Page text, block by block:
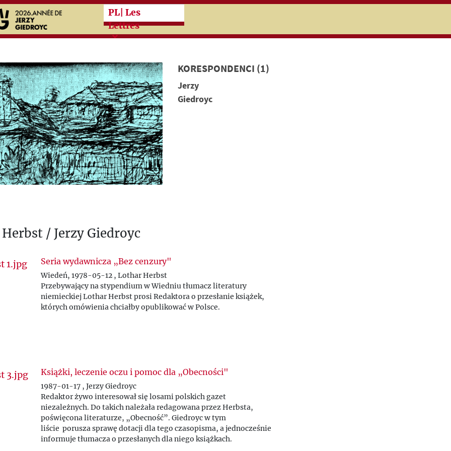
Przeskocz do treści zasadniczej
PL | Les
Lettres
KORESPONDENCI (1)
Jerzy
Giedroyc
/ Jerzy Giedroyc
Seria wydawnicza „Bez cenzury"
Wiedeń, 1978-05-12 , Lothar Herbst
Przebywający na stypendium w Wiedniu tłumacz literatury
niemieckiej Lothar Herbst prosi Redaktora o przesłanie książek,
których omówienia chciałby opublikować w Polsce.
Książki, leczenie oczu i pomoc dla „Obecności"
1987-01-17 , Jerzy Giedroyc
Redaktor żywo interesował się losami polskich gazet
niezależnych. Do takich należała redagowana przez Herbsta,
poświęcona literaturze, „Obecność”. Giedroyc w tym
liście porusza sprawę dotacji dla tego czasopisma, a jednocześnie
informuje tłumacza o przesłanych dla niego książkach.